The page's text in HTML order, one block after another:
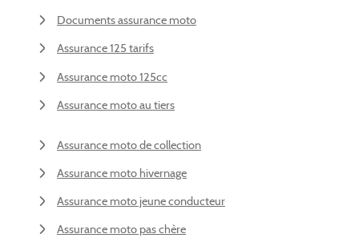
Documents assurance moto
Assurance 125 tarifs
Assurance moto 125cc
Assurance moto au tiers
Assurance moto de collection
Assurance moto hivernage
Assurance moto jeune conducteur
Assurance moto pas chère